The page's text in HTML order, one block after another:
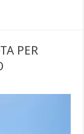
PER